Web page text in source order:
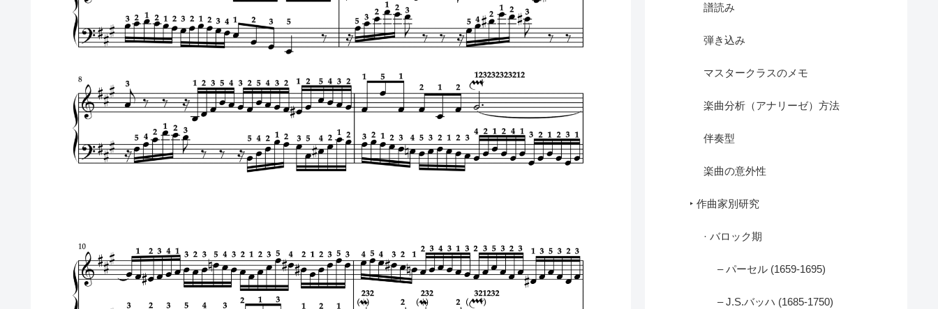
譜読み
弾き込み
マスタークラスのメモ
楽曲分析（アナリーゼ）方法
伴奏型
楽曲の意外性
‣ 作曲家別研究
· バロック期
– パーセル (1659-1695)
– J.S.バッハ (1685-1750)